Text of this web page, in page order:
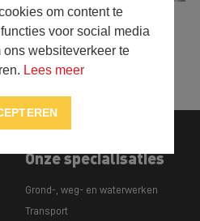
om content te
voor social media
websiteverkeer te
Lees meer
Onze specialisaties
Grond-, weg- en waterwerken
Transport